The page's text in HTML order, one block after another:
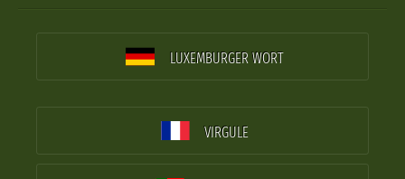
LUXEMBURGER WORT
VIRGULE